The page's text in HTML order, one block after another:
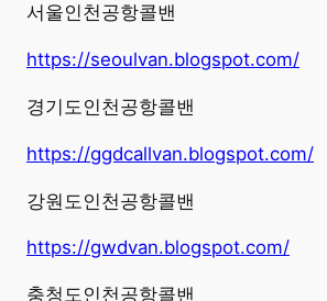
서울인천공항콜밴
https://seoulvan.blogspot.com/
경기도인천공항콜밴
https://ggdcallvan.blogspot.com/
강원도인천공항콜밴
https://gwdvan.blogspot.com/
충청도인천공항콜밴